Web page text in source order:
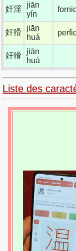
奸淫
jiān
yín
奸猾
jiān
huá
奸猾
jiān
huá
Liste des